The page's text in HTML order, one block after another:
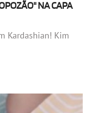
NA CAPA
Kardashian! Kim